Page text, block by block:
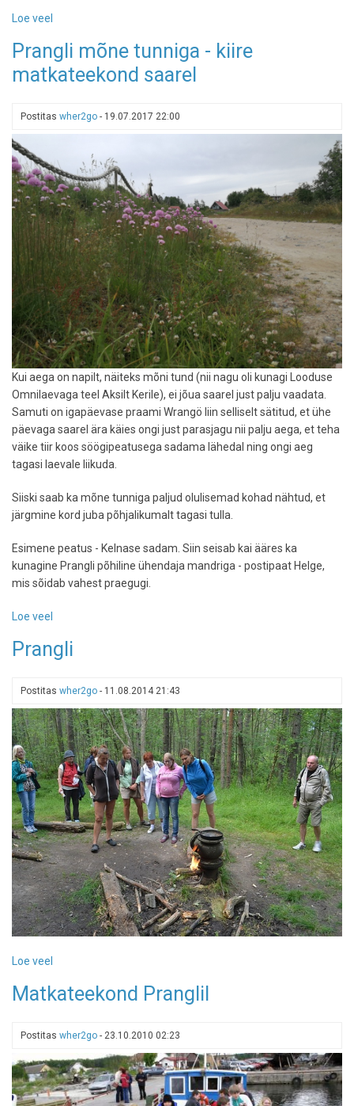
Loe veel
Pranglilt:
saar
hea
Jäätma
turismitalu
Prangli mõne tunniga - kiire
matkateekond saarel
Postitas wher2go - 19.07.2017 22:00
Kui aega on napilt, näiteks mõni tund (nii nagu oli kunagi Looduse
Omnilaevaga teel Aksilt Kerile), ei jõua saarel just palju vaadata.
Samuti on igapäevase praami Wrangö liin selliselt sätitud, et ühe
päevaga saarel ära käies ongi just parasjagu nii palju aega, et teha
väike tiir koos söögipeatusega sadama lähedal ning ongi aeg
tagasi laevale liikuda.
Siiski saab ka mõne tunniga paljud olulisemad kohad nähtud, et
järgmine kord juba põhjalikumalt tagasi tulla.
Esimene peatus - Kelnase sadam. Siin seisab kai ääres ka
kunagine Prangli põhiline ühendaja mandriga - postipaat Helge,
mis sõidab vahest praegugi.
Loe veel
mõne
-
matkateekond
saarel
Prangli
Postitas wher2go - 11.08.2014 21:43
Loe veel
Matkateekond Pranglil
Postitas wher2go - 23.10.2010 02:23